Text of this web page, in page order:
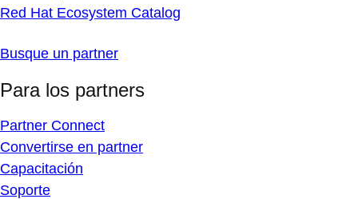
Red Hat Ecosystem Catalog
Busque un partner
Para los partners
Partner Connect
Convertirse en partner
Capacitación
Soporte